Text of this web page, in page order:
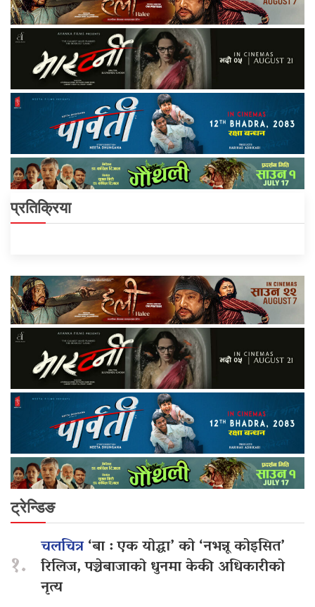
प्रतिक्रिया
ट्रेन्डिङ
१.
चलचित्र‘बा : एक योद्धा’ को ‘नभन्नू कोइसित’
रिलिज, पञ्चेबाजाको धुनमा केकी अधिकारीको
नृत्य